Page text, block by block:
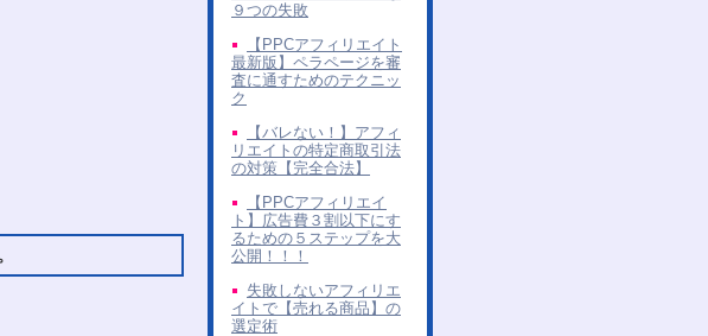
９つの失敗
【PPCアフィリエイト
最新版】ペラページを審
査に通すためのテクニッ
ク
【バレない！】アフィ
リエイトの特定商取引法
の対策【完全合法】
【PPCアフィリエイ
ト】広告費３割以下にす
るための５ステップを大
公開！！！
失敗しないアフィリエ
イトで【売れる商品】の
選定術